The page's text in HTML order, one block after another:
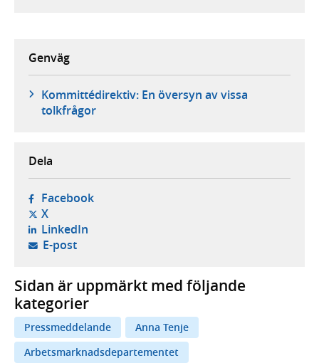
Genväg
Kommittédirektiv: En översyn av vissa
tolkfrågor
Dela
Facebook- öppnas i ny flik, extern webbplats,
X- öppnas i ny flik, extern webbplats,
LinkedIn- öppnas i ny flik, extern webbplats,
E-post- öppnar din e-postklient,
Sidan är uppmärkt med följande
kategorier
Pressmeddelande
Anna Tenje
Arbetsmarknadsdepartementet